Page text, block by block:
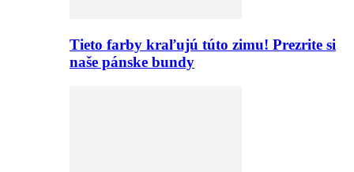
Tieto farby kraľujú túto zimu! Prezrite si
naše pánske bundy